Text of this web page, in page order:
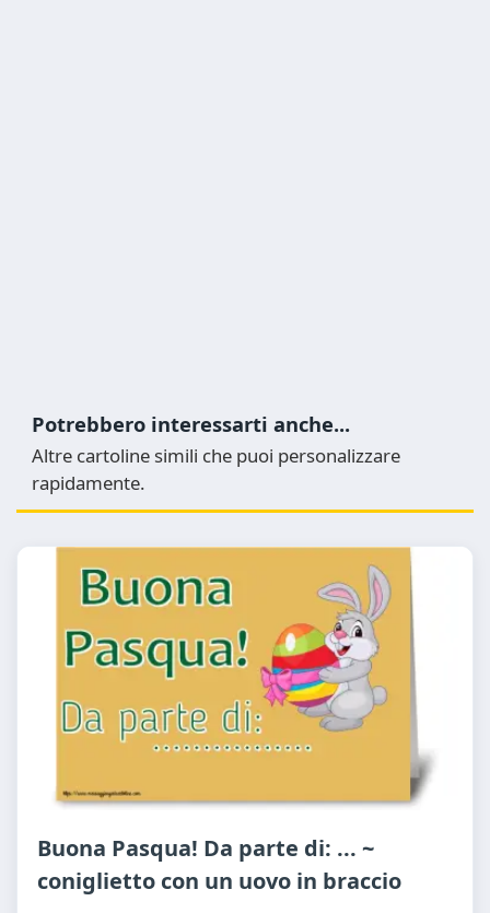
Potrebbero interessarti anche...
Altre cartoline simili che puoi personalizzare
rapidamente.
Buona Pasqua! Da parte di: ... ~
coniglietto con un uovo in braccio